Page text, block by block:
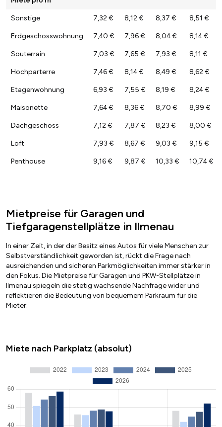
Sonstige 7,32 € 8,12 € 8,37 € 8,51 €
Erdgeschosswohnung 7,40 € 7,96 € 8,04 € 8,14 €
Souterrain 7,03 € 7,65 € 7,93 € 8,11 €
Hochparterre 7,46 € 8,14 € 8,49 € 8,62 €
Etagenwohnung 6,93 € 7,55 € 8,19 € 8,24 €
Maisonette 7,64 € 8,36 € 8,70 € 8,99 €
Dachgeschoss 7,12 € 7,87 € 8,23 € 8,00 €
Loft 7,93 € 8,67 € 9,03 € 9,15 €
Penthouse 9,16 € 9,87 € 10,33 € 10,74 €
Mietpreise für Garagen und
Tiefgaragenstellplätze in Ilmenau
In einer Zeit, in der der Besitz eines Autos für viele Menschen zur
Selbstverständlichkeit geworden ist, rückt die Frage nach
ausreichenden und sicheren Parkmöglichkeiten immer stärker in
den Fokus. Die Mietpreise für Garagen und PKW-Stellplätze in
Ilmenau spiegeln die stetig wachsende Nachfrage wider und
reflektieren die Bedeutung von bequemem Parkraum für die
Mieter:
Miete nach Parkplatz (absolut)